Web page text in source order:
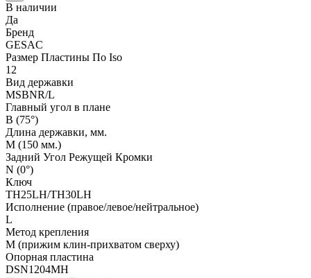
В наличии
Да
Бренд
GESAC
Размер Пластины По Iso
12
Вид державки
MSBNR/L
Главный угол в плане
B (75°)
Длина державки, мм.
M (150 мм.)
Задний Угол Режущей Кромки
N (0°)
Ключ
TH25LH/TH30LH
Исполнение (правое/левое/нейтральное)
L
Метод крепления
M (прижим клин-прихватом сверху)
Опорная пластина
DSN1204MH